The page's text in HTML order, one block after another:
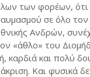
των φορέων, ότι
σε όλο τον
Ανδρών,
«άθλο» του
καρδιά και πολύ
Και φυσικά